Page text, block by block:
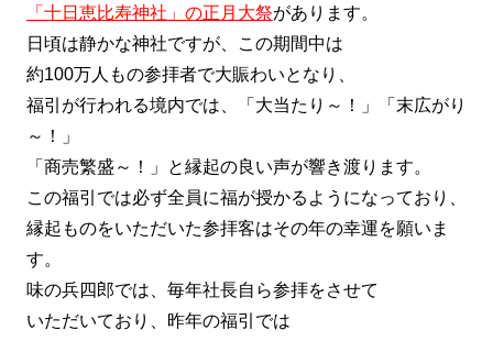
「十日恵比寿神社」の正月大祭があります。
日頃は静かな神社ですが、この期間中は
約100万人もの参拝者で大賑わいとなり、
福引が行われる境内では、「大当たり～！」「末広がり
～！」
「商売繁盛～！」と縁起の良い声が響き渡ります。
この福引では必ず全員に福が授かるようになっており、
縁起ものをいただいた参拝客はその年の幸運を願いま
す。
味の兵四郎では、毎年社長自ら参拝をさせて
いただいており、昨年の福引では